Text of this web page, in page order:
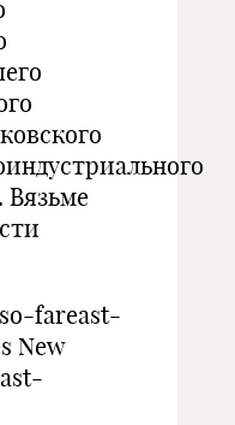
Вязьме
fareast-
New